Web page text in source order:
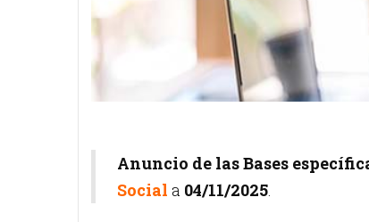
Anuncio de las Bases
Social a 04/11/2025.